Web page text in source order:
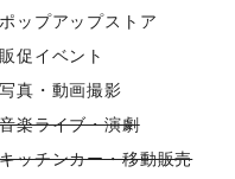
ポップアップストア
販促イベント
写真・動画撮影
音楽ライブ・演劇
キッチンカー・移動販売